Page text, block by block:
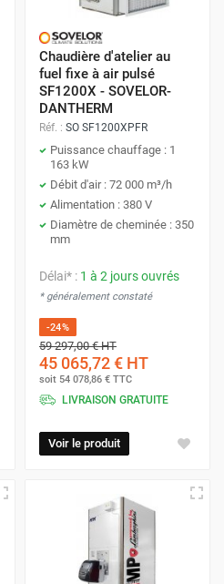
Chaudière d'atelier au
fuel fixe à air pulsé
SF1200X - SOVELOR-
DANTHERM
Réf. : SO SF1200XPFR
Puissance chauffage : 1
163 kW
Débit d'air : 72 000 m³/h
Alimentation : 380 V
Diamètre de cheminée : 350
mm
Délai* : 1 à 2 jours ouvrés
* généralement constaté
-24%
59 297,00 €HT
45 065,72 € HT
soit 54 078,86 € TTC
LIVRAISON GRATUITE
Voir le produit